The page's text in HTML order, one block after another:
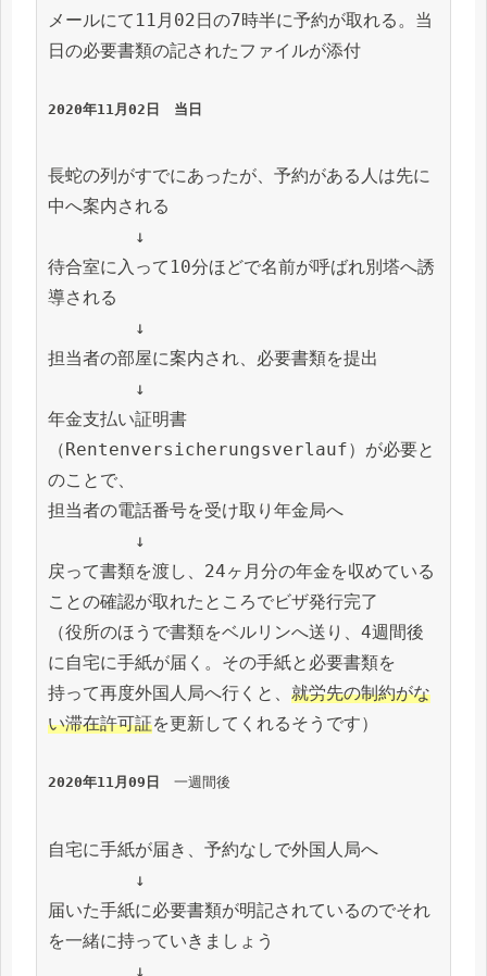
メールにて11月02日の7時半に予約が取れる。当
日の必要書類の記されたファイルが添付
2020年11月02日　当日
長蛇の列がすでにあったが、予約がある人は先に
中へ案内される
↓
待合室に入って10分ほどで名前が呼ばれ別塔へ誘
導される
↓
担当者の部屋に案内され、必要書類を提出
↓
年金支払い証明書
（Rentenversicherungsverlauf）が必要と
のことで、
担当者の電話番号を受け取り年金局へ
↓
戻って書類を渡し、24ヶ月分の年金を収めている
ことの確認が取れたところでビザ発行完了
（役所のほうで書類をベルリンへ送り、4週間後
に自宅に手紙が届く。その手紙と必要書類を
持って再度外国人局へ行くと、 就労先の制約がな
い滞在許可証を更新してくれるそうです）
2020年11月09日 一週間後
自宅に手紙が届き、予約なしで外国人局へ
↓
届いた手紙に必要書類が明記されているのでそれ
を一緒に持っていきましょう
↓